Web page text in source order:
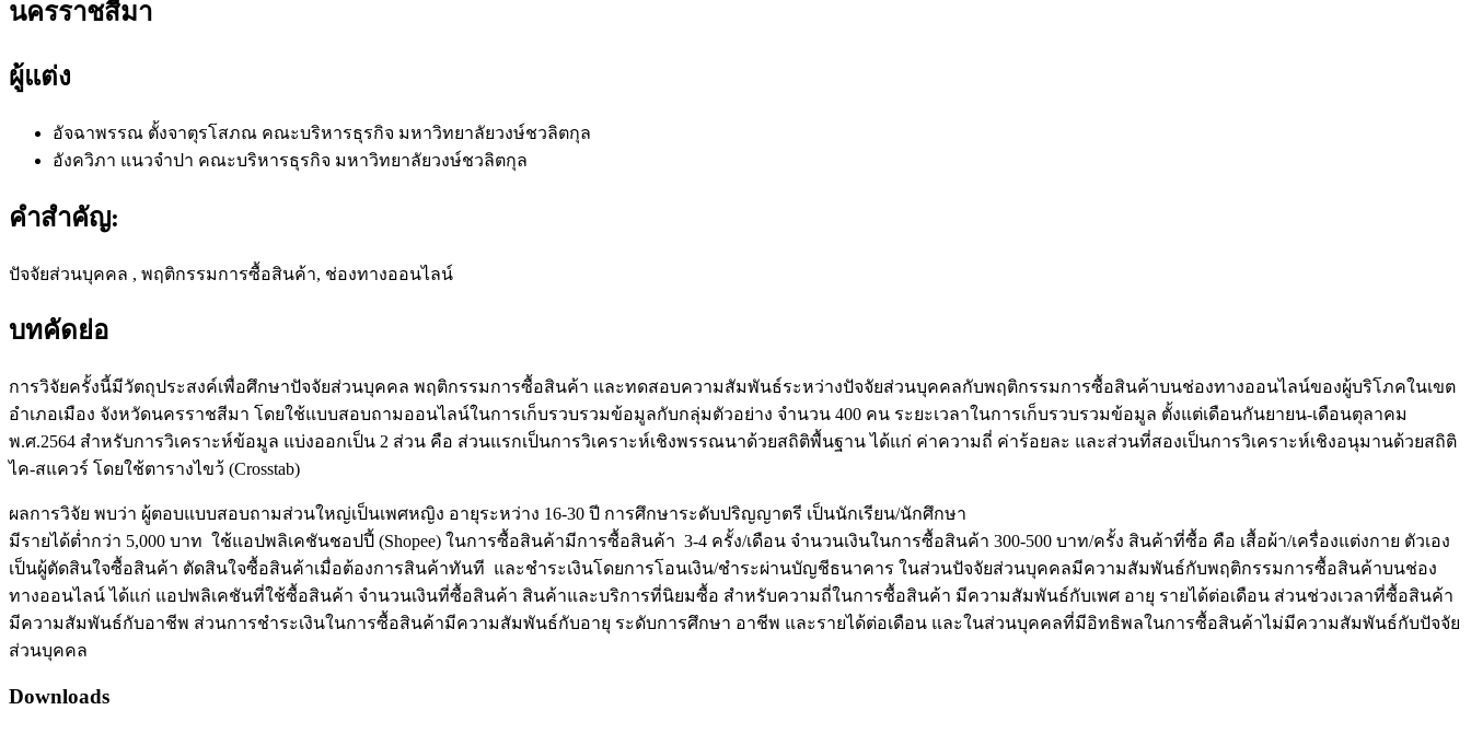
นครราชสีมา
ผู้แต่ง
อัจฉาพรรณ ตั้งจาตุรโสภณ คณะบริหารธุรกิจ มหาวิทยาลัยวงษ์ชวลิตกุล
อังควิภา แนวจำปา คณะบริหารธุรกิจ มหาวิทยาลัยวงษ์ชวลิตกุล
คำสำคัญ:
ปัจจัยส่วนบุคคล , พฤติกรรมการซื้อสินค้า, ช่องทางออนไลน์
บทคัดย่อ
การวิจัยครั้งนี้มีวัตถุประสงค์เพื่อศึกษาปัจจัยส่วนบุคคล พฤติกรรมการซื้อสินค้า และทดสอบความสัมพันธ์ระหว่างปัจจัยส่วนบุคคลกับพฤติกรรมการซื้อสินค้าบนช่องทางออนไลน์ของผู้บริโภคในเขต
อำเภอเมือง จังหวัดนครราชสีมา โดยใช้แบบสอบถามออนไลน์ในการเก็บรวบรวมข้อมูลกับกลุ่มตัวอย่าง จำนวน 400 คน ระยะเวลาในการเก็บรวบรวมข้อมูล ตั้งแต่เดือนกันยายน-เดือนตุลาคม
พ.ศ.2564 สำหรับการวิเคราะห์ข้อมูล แบ่งออกเป็น 2 ส่วน คือ ส่วนแรกเป็นการวิเคราะห์เชิงพรรณนาด้วยสถิติพื้นฐาน ได้แก่ ค่าความถี่ ค่าร้อยละ และส่วนที่สองเป็นการวิเคราะห์เชิงอนุมานด้วยสถิติ
ไค-สแควร์ โดยใช้ตารางไขว้ (Crosstab)
ผลการวิจัย พบว่า ผู้ตอบแบบสอบถามส่วนใหญ่เป็นเพศหญิง อายุระหว่าง 16-30 ปี การศึกษาระดับปริญญาตรี เป็นนักเรียน/นักศึกษา
มีรายได้ต่ำกว่า 5,000 บาท ใช้แอปพลิเคชันชอปปี้ (Shopee) ในการซื้อสินค้ามีการซื้อสินค้า 3-4 ครั้ง/เดือน จำนวนเงินในการซื้อสินค้า 300-500 บาท/ครั้ง สินค้าที่ซื้อ คือ เสื้อผ้า/เครื่องแต่งกาย ตัวเอง
เป็นผู้ตัดสินใจซื้อสินค้า ตัดสินใจซื้อสินค้าเมื่อต้องการสินค้าทันที และชำระเงินโดยการโอนเงิน/ชำระผ่านบัญชีธนาคาร ในส่วนปัจจัยส่วนบุคคลมีความสัมพันธ์กับพฤติกรรมการซื้อสินค้าบนช่อง
ทางออนไลน์ ได้แก่ แอปพลิเคชันที่ใช้ซื้อสินค้า จำนวนเงินที่ซื้อสินค้า สินค้าและบริการที่นิยมซื้อ สำหรับความถี่ในการซื้อสินค้า มีความสัมพันธ์กับเพศ อายุ รายได้ต่อเดือน ส่วนช่วงเวลาที่ซื้อสินค้า
มีความสัมพันธ์กับอาชีพ ส่วนการชำระเงินในการซื้อสินค้ามีความสัมพันธ์กับอายุ ระดับการศึกษา อาชีพ และรายได้ต่อเดือน และในส่วนบุคคลที่มีอิทธิพลในการซื้อสินค้าไม่มีความสัมพันธ์กับปัจจัย
ส่วนบุคคล
Downloads